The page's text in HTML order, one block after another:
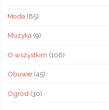
Moda (85)
Muzyka (9)
O wszystkim (106)
Obuwie(45)
Ogród (30)